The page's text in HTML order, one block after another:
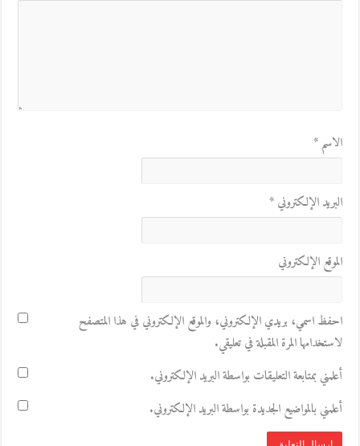
الاسم*
البريد الإلكتروني*
الموقع الإلكتروني
احفظ اسمي، بريدي الإلكتروني، والموقع الإلكتروني في هذا المتصفح
لاستخدامها المرة المقبلة في تعليقي.
أعلمني بمتابعة التعليقات بواسطة البريد الإلكتروني.
أعلمني بالمواضيع الجديدة بواسطة البريد الإلكتروني.